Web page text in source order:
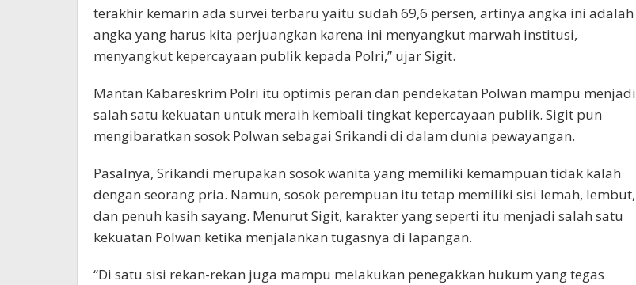
terakhir kemarin ada survei terbaru yaitu sudah 69,6 persen, artinya angka ini adalah
angka yang harus kita perjuangkan karena ini menyangkut marwah institusi,
menyangkut kepercayaan publik kepada Polri,” ujar Sigit.
Mantan Kabareskrim Polri itu optimis peran dan pendekatan Polwan mampu menjadi
salah satu kekuatan untuk meraih kembali tingkat kepercayaan publik. Sigit pun
mengibaratkan sosok Polwan sebagai Srikandi di dalam dunia pewayangan.
Pasalnya, Srikandi merupakan sosok wanita yang memiliki kemampuan tidak kalah
dengan seorang pria. Namun, sosok perempuan itu tetap memiliki sisi lemah, lembut,
dan penuh kasih sayang. Menurut Sigit, karakter yang seperti itu menjadi salah satu
kekuatan Polwan ketika menjalankan tugasnya di lapangan.
“Di satu sisi rekan-rekan juga mampu melakukan penegakkan hukum yang tegas